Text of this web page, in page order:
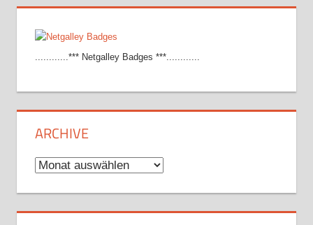
............*** Netgalley Badges ***............
ARCHIVE
Archive